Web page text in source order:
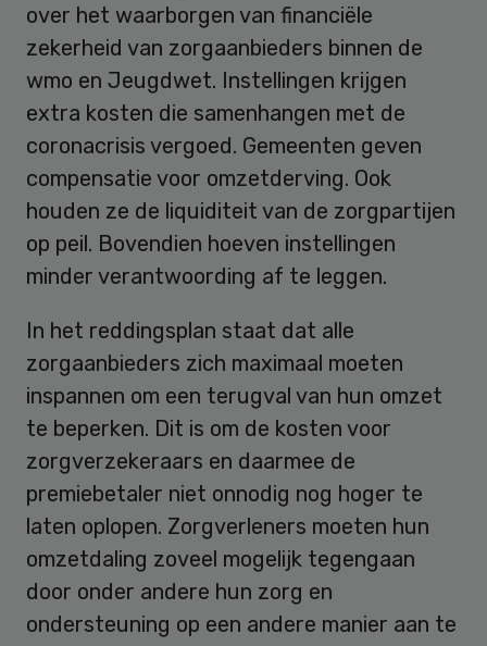
over het waarborgen van financiële
zekerheid van zorgaanbieders binnen de
wmo en Jeugdwet. Instellingen krijgen
extra kosten die samenhangen met de
coronacrisis vergoed. Gemeenten geven
compensatie voor omzetderving. Ook
houden ze de liquiditeit van de zorgpartijen
op peil. Bovendien hoeven instellingen
minder verantwoording af te leggen.
In het reddingsplan staat dat alle
zorgaanbieders zich maximaal moeten
inspannen om een terugval van hun omzet
te beperken. Dit is om de kosten voor
zorgverzekeraars en daarmee de
premiebetaler niet onnodig nog hoger te
laten oplopen. Zorgverleners moeten hun
omzetdaling zoveel mogelijk tegengaan
door onder andere hun zorg en
ondersteuning op een andere manier aan te